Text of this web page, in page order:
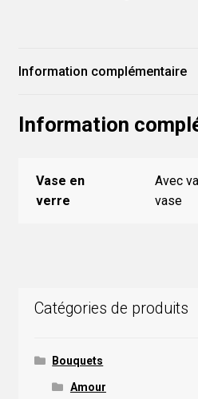
Information complémentaire
Information
Vase en
verre
Avec
vase
Catégories de produits
Bouquets
Amour